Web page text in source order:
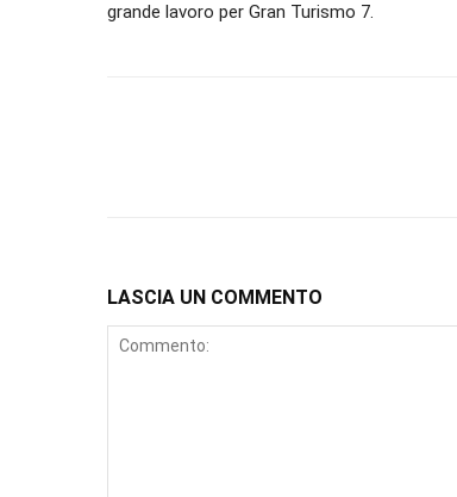
grande lavoro per Gran Turismo 7.
LASCIA UN COMMENTO